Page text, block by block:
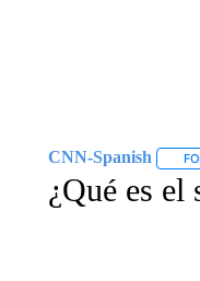
CNN-Spanish
¿Qué es